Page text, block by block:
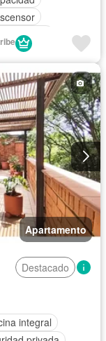
privada
Apartamento
Destacado
integral